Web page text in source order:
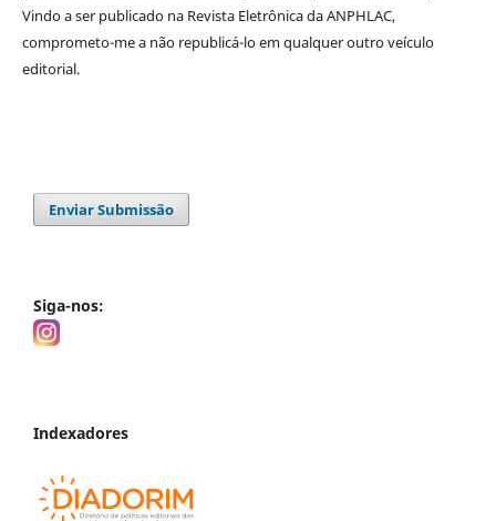
Vindo a ser publicado na Revista Eletrônica da ANPHLAC,
comprometo-me a não republicá-lo em qualquer outro veículo
editorial.
Enviar Submissão
Siga-nos:
Indexadores